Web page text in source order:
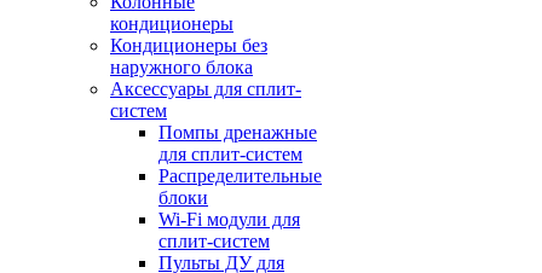
кондиционеры
Кондиционеры без
наружного блока
Аксессуары для сплит-
систем
Помпы дренажные
для сплит-систем
Распределительные
блоки
Wi-Fi модули для
сплит-систем
Пульты ДУ для